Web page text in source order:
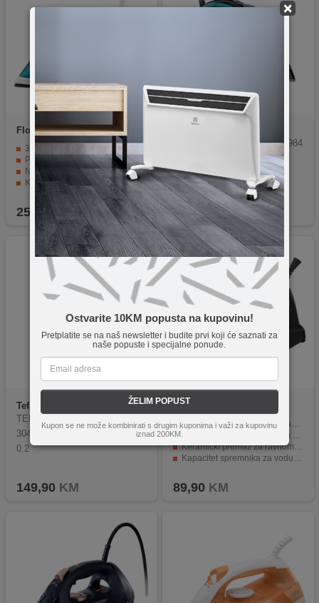
×
Ostvarite 10KM popusta na kupovinu!
Pretplatite se na naš newsletter i budite prvi koji će saznati za
naše popuste i specijalne ponude.
ŽELIM POPUST
Kupon se ne može kombinirati s drugim kuponima i važi za kupovinu
iznad 200KM.
Floria ZLN3843
3 načina glačanja za sve vrste tkanina
Podesiva temperatura i sigurnosni osigurač
Nehrđajući čelični potplat za lako klizanje
Kompaktna, lagana i snažna pegla (2200 W)
Praktičan kabel (1.9 m) za slobodu pokreta pri glačanju
25,50 KM
SEB Tefal parno glačalo FV984
214,90 KM
Tefal
TEFAL | Garment Steamer | DT
3041E1 | Handheld | 1300 W |
0.2
149,90 KM
Zilan
Snaga od 3000W za brzo zagrijavanje.
Kontrola pare s varijabilnom količinom 32+5g/min.
Keramički premaz za ravnomjerno peglanje.
Kapacitet spremnika za vodu od 380 ml.
89,90 KM